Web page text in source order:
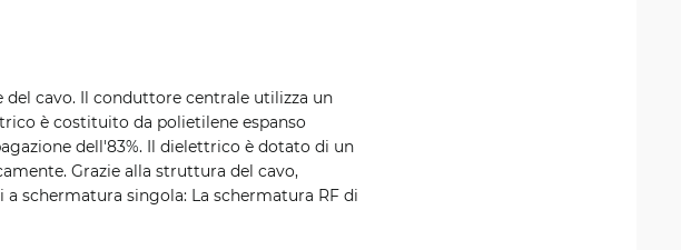
cavo. Il conduttore centrale utilizza un
è costituito da polietilene espanso
dell'83%. Il dielettrico è dotato di un
Grazie alla struttura del cavo,
schermatura singola: La schermatura RF di